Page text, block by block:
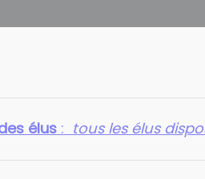
élus: tous les élus